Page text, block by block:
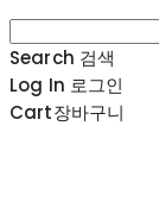
Search 검색
Log In 로그인
Cart장바구니